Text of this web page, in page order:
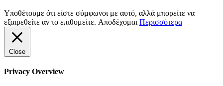
Υποθέτουμε ότι είστε σύμφωνοι με αυτό, αλλά μπορείτε να
εξαιρεθείτε αν το επιθυμείτε. Αποδέχομαι Περισσότερα
Close
Privacy Overview